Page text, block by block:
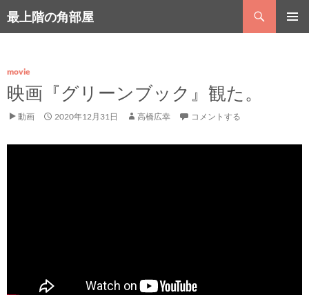
ン
テ
へ
ス
キ
最上階の角部屋
索
movie
映画『グリーンブック』観た。
動画 2020年12月31日 高橋広幸 コメントする